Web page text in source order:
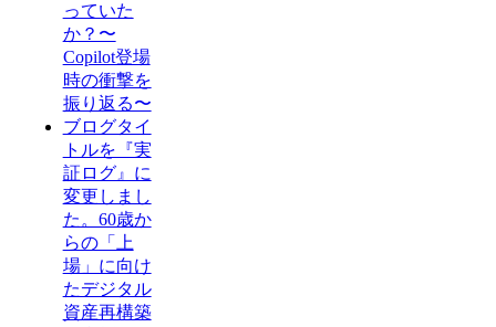
っていた
か？〜
Copilot登場
時の衝撃を
振り返る〜
ブログタイ
トルを『実
証ログ』に
変更しまし
た。60歳か
らの「上
場」に向け
たデジタル
資産再構築